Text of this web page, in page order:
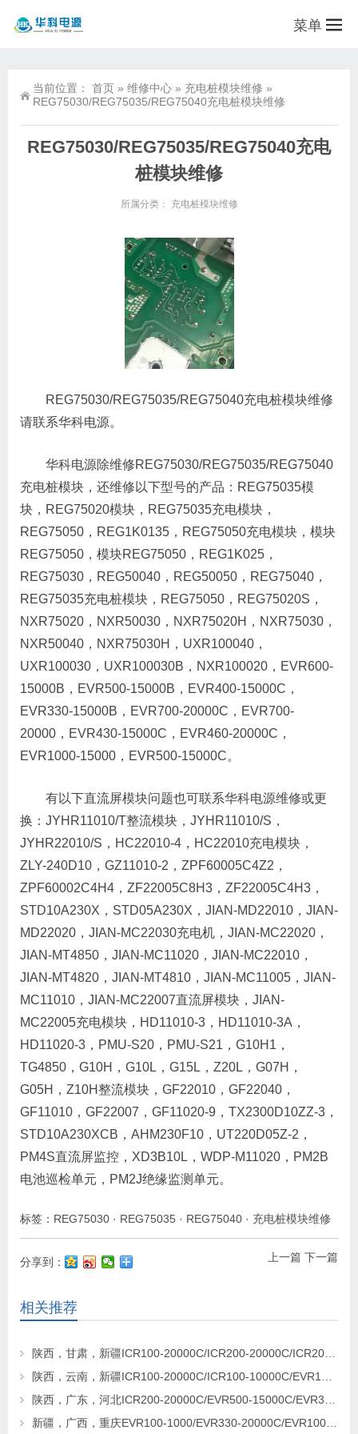
菜单
当前位置： 首页 » 维修中心 » 充电桩模块维修 »
REG75030/REG75035/REG75040充电桩模块维修
REG75030/REG75035/REG75040充电
桩模块维修
所属分类： 充电桩模块维修
REG75030/REG75035/REG75040充电桩模块维修
请联系华科电源。
华科电源除维修REG75030/REG75035/REG75040
充电桩模块，还维修以下型号的产品：REG75035模
块，REG75020模块，REG75035充电模块，
REG75050，REG1K0135，REG75050充电模块，模块
REG75050，模块REG75050，REG1K025，
REG75030，REG50040，REG50050，REG75040，
REG75035充电桩模块，REG75050，REG75020S，
NXR75020，NXR50030，NXR75020H，NXR75030，
NXR50040，NXR75030H，UXR100040，
UXR100030，UXR100030B，NXR100020，EVR600-
15000B，EVR500-15000B，EVR400-15000C，
EVR330-15000B，EVR700-20000C，EVR700-
20000，EVR430-15000C，EVR460-20000C，
EVR1000-15000，EVR500-15000C。
有以下直流屏模块问题也可联系华科电源维修或更
换：JYHR11010/T整流模块，JYHR11010/S，
JYHR22010/S，HC22010-4，HC22010充电模块，
ZLY-240D10，GZ11010-2，ZPF60005C4Z2，
ZPF60002C4H4，ZF22005C8H3，ZF22005C4H3，
STD10A230X，STD05A230X，JIAN-MD22010，JIAN-
MD22020，JIAN-MC22030充电机，JIAN-MC22020，
JIAN-MT4850，JIAN-MC11020，JIAN-MC22010，
JIAN-MT4820，JIAN-MT4810，JIAN-MC11005，JIAN-
MC11010，JIAN-MC22007直流屏模块，JIAN-
MC22005充电模块，HD11010-3，HD11010-3A，
HD11020-3，PMU-S20，PMU-S21，G10H1，
TG4850，G10H，G10L，G15L，Z20L，G07H，
G05H，Z10H整流模块，GF22010，GF22040，
GF11010，GF22007，GF11020-9，TX2300D10ZZ-3，
STD10A230XCB，AHM230F10，UT220D05Z-2，
PM4S直流屏监控，XD3B10L，WDP-M11020，PM2B
电池巡检单元，PM2J绝缘监测单元。
标签： REG75030 · REG75035 · REG75040 · 充电桩模块维修
上一篇 下一篇
分享到：
相关推荐